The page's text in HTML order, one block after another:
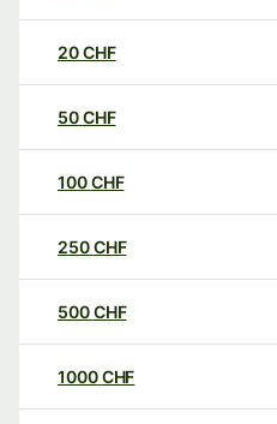
20CHF
50CHF
100CHF
250CHF
500CHF
1000CHF